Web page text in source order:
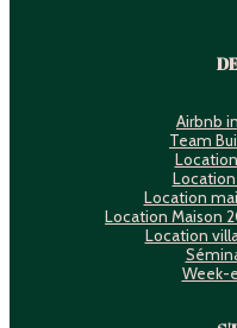
Airbnb
Team
Location
Location Maison
Location
Week-